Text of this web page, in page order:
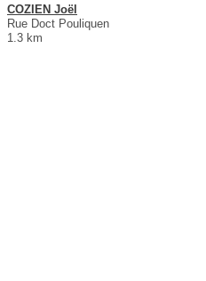
COZIEN Joël
Rue Doct Pouliquen
1.3 km